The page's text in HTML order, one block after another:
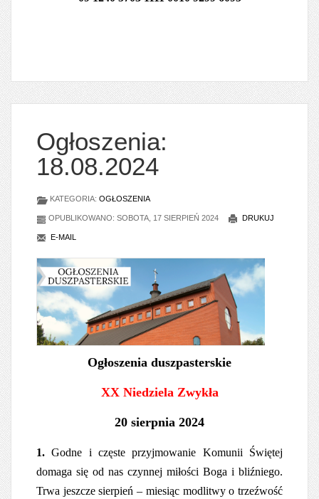
Ogłoszenia:
18.08.2024
KATEGORIA: OGŁOSZENIA
OPUBLIKOWANO: SOBOTA, 17 SIERPIEŃ 2024 DRUKUJ
E-MAIL
Ogłoszenia duszpasterskie
XX Niedziela Zwykła
20 sierpnia 2024
1. Godne i częste przyjmowanie Komunii Świętej
domaga się od nas czynnej miłości Boga i bliźniego.
Trwa jeszcze sierpień – miesiąc modlitwy o trzeźwość